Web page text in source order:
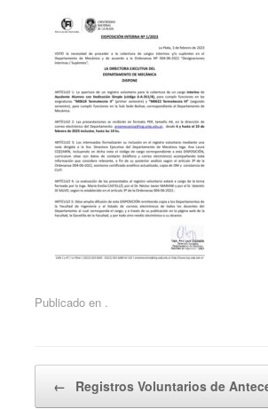
Publicado en .
← Registros Voluntarios de